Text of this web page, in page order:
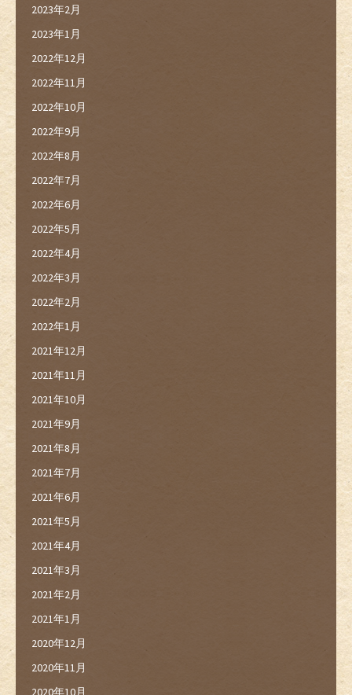
2023年2月
2023年1月
2022年12月
2022年11月
2022年10月
2022年9月
2022年8月
2022年7月
2022年6月
2022年5月
2022年4月
2022年3月
2022年2月
2022年1月
2021年12月
2021年11月
2021年10月
2021年9月
2021年8月
2021年7月
2021年6月
2021年5月
2021年4月
2021年3月
2021年2月
2021年1月
2020年12月
2020年11月
2020年10月